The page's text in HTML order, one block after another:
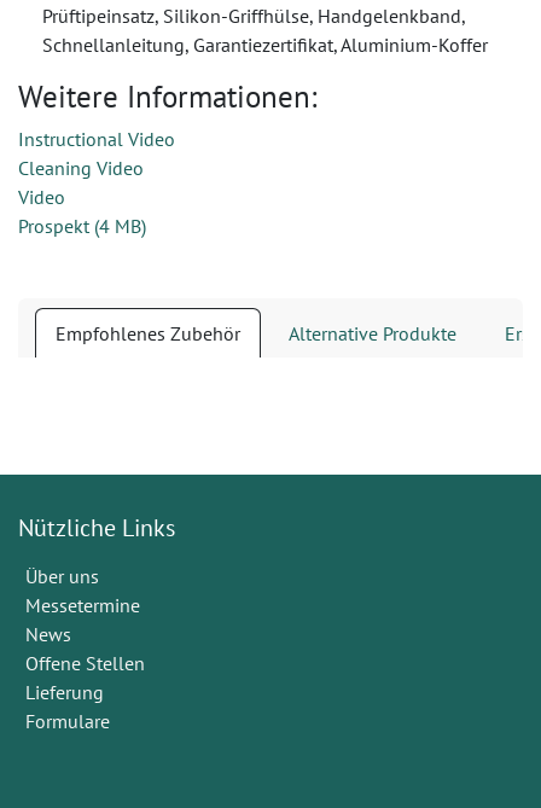
Prüftipeinsatz, Silikon-Griffhülse, Handgelenkband,
Schnellanleitung, Garantiezertifikat, Aluminium-Koffer
Weitere Informationen:
Instructional Video
Cleaning Video
Video
Prospekt(4 MB)
Empfohlenes Zubehör Alternative Produkte
Nützliche Links
Über uns
Messetermine
News
Offene Stellen
Lieferung
Formulare